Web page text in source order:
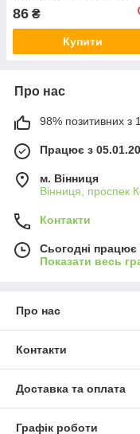
86 ₴
Купити
Про нас
98% позитивних з
Працює з
м. Вінниця
Вінниця, проспек
Контакти
Сьогодні працює
Показати весь
Про нас
Контакти
Доставка та оплата
Графік роботи